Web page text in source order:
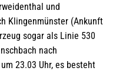
und
Klingenmünster (Ankunft
sogar als Linie 530
nach
23.03 Uhr, es besteht